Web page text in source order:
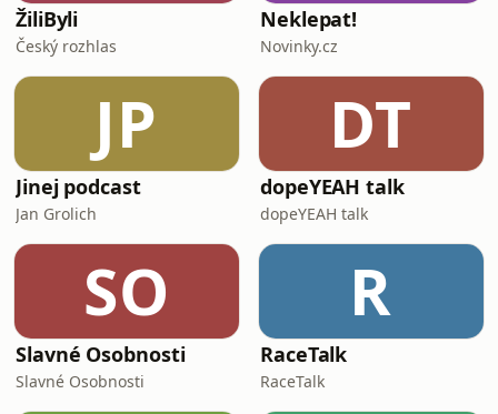
ŽiliByli
Český rozhlas
Neklepat!
Novinky.cz
JP
Jinej podcast
Jan Grolich
DT
dopeYEAH talk
dopeYEAH talk
SO
Slavné Osobnosti
Slavné Osobnosti
R
RaceTalk
RaceTalk